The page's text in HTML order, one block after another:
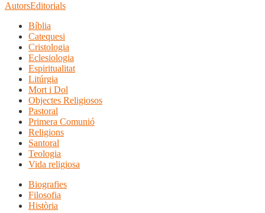
AutorsEditorials
Bíblia
Catequesi
Cristologia
Eclesiologia
Espiritualitat
Litúrgia
Mort i Dol
Objectes Religiosos
Pastoral
Primera Comunió
Religions
Santoral
Teologia
Vida religiosa
Biografies
Filosofia
Història